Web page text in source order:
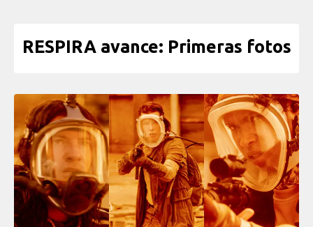
RESPIRA avance: Primeras fotos